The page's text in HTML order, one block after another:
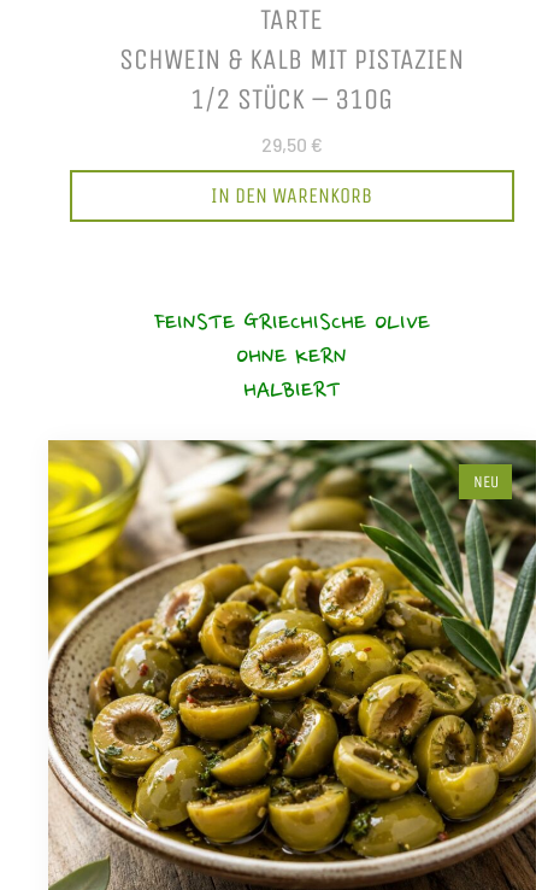
TARTE
SCHWEIN & KALB MIT PISTAZIEN
1/2 STÜCK – 310G
29,50 €
IN DEN WARENKORB
FEINSTE GRIECHISCHE OLIVE
OHNE KERN
HALBIERT
NEU